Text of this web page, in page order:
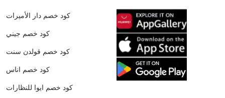
كود خصم دار الأميرات
كود خصم جيني
كود خصم قولدن سنت
كود خصم اناس
كود خصم ايوا للنظارات